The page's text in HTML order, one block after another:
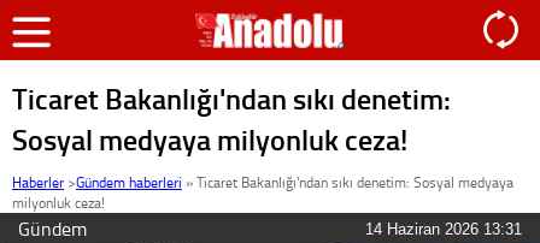
Ticaret Bakanlığı'ndan sıkı denetim:
Sosyal medyaya milyonluk ceza!
Haberler >Gündem haberleri »Ticaret Bakanlığı'ndan sıkı denetim: Sosyal medyaya
milyonluk ceza!
Gündem 14 Haziran 2026 13:31